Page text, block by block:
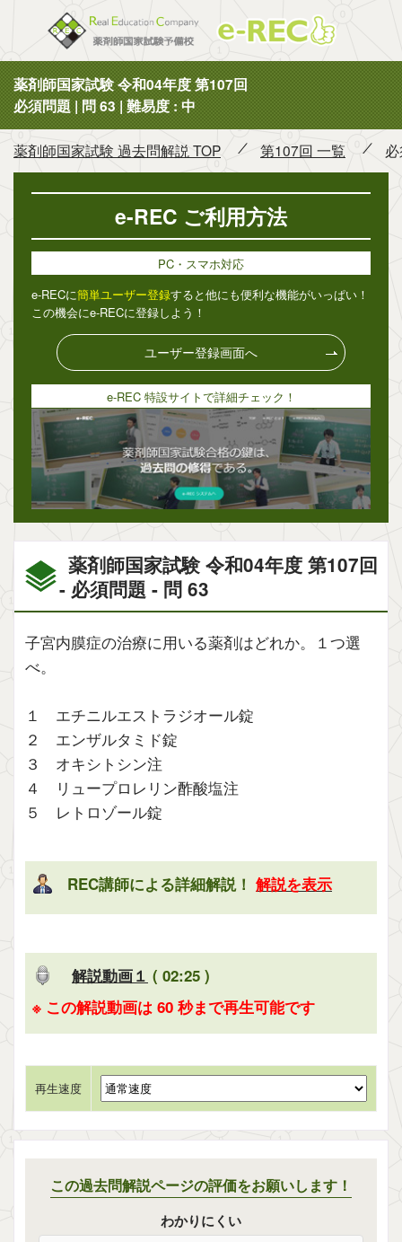
薬剤師国家試験 令和04年度 第107回
必須問題 | 問 63 | 難易度 : 中
薬剤師国家試験 過去問解説 TOP 第107回 一覧
薬剤師国家試験 令和04年度 第107回
- 必須問題 - 問 63
子宮内膜症の治療に用いる薬剤はどれか。１つ選
べ。
１ エチニルエストラジオール錠
２ エンザルタミド錠
３ オキシトシン注
４ リュープロレリン酢酸塩注
５ レトロゾール錠
REC講師による詳細解説！ 解説を表示
解説動画１ ( 02:25 )
※ この解説動画は 60 秒まで再生可能です
再生速度
この過去問解説ページの評価をお願いします！
わかりにくい
e-REC ご利用方法
PC・スマホ対応
e-RECに簡単ユーザー登録すると他にも便利な機能がいっぱい！
この機会にe-RECに登録しよう！
ユーザー登録画面へ
e-REC 特設サイトで詳細チェック！